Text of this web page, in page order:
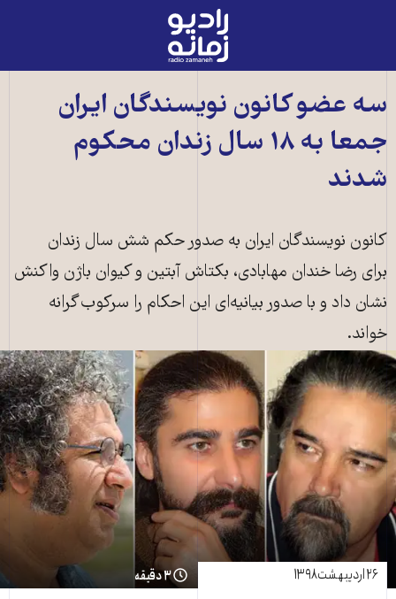
رادیو
زمانه
صفحه
اصلی
سه عضو کانون نویسندگان ایران
جمعا به ۱۸ سال زندان محکوم
شدند
کانون نویسندگان ایران به صدور حکم شش سال زندان
برای رضا خندان مهابادی، بکتاش آبتین و کیوان باژن واکنش
نشان داد و با صدور بیانیه‌ای این احکام را سرکوب‌گرانه
خواند.
۲۶ اردیبهشت ۱۳۹۸ ۳ دقیقه